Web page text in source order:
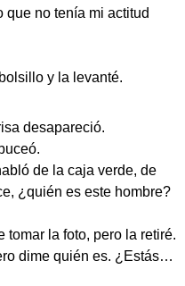
que no tenía mi actitud
y la levanté.
desapareció.
de la caja verde, de
¿quién es este hombre?
tomar la foto, pero la retiré.
dime quién es. ¿Estás…